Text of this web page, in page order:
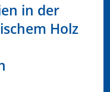
in der
Holz